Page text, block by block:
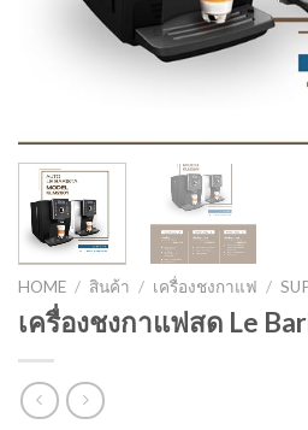
HOME / สินค้า / เครื่องชงกาแฟ /
เครื่องชงกาแฟสด Le